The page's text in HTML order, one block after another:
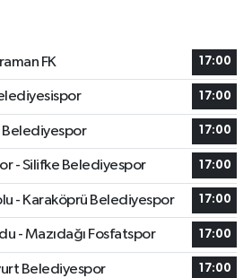
FK
17:00
17:00
Belediyespor 17:00
- Silifke Belediyespor 17:00
- Karaköprü Belediyespor 17:00
- Mazıdağı Fosfatspor 17:00
Belediyespor 17:00